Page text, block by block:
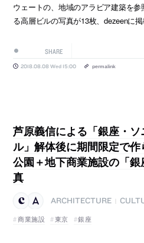
ウェートの、地域のアラビア建築を
る高層ビルの写真が13枚、dezeenに掲
SHARE
2018.08.08 Wed 15:00 permalink
芦原義信による「銀座・ソ
ル」解体後に期間限定で作
公園＋地下商業施設の「
真
ARCHITECTURE
商業施設
東京 銀座